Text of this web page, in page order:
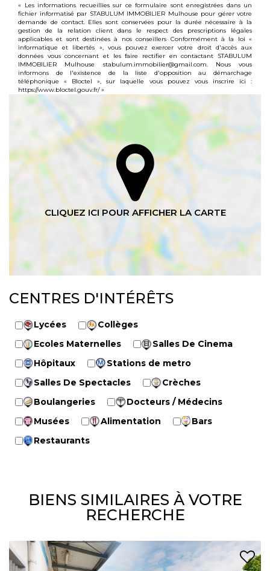
« Les informations recueillies sur ce formulaire sont enregistrées dans un
fichier informatisé par STABULUM IMMOBILIER Mulhouse pour gérer votre
demande de contact. Elles sont conservées pour la durée nécessaire à la
gestion de la relation client dans le respect des prescriptions légales
applicables et sont destinées à nos conseillers Conformément à la loi «
informatique et libertés », vous pouvez exercer votre droit d'accès aux
données vous concernant et les faire rectifier en contactant STABULUM
IMMOBILIER Mulhouse stabulum.immobilier@gmail.com. Nous vous
informons de l'existence de la liste d'opposition au démarchage
téléphonique « Bloctel », sur laquelle vous pouvez vous inscrire ici :
https://www.bloctel.gouv.fr/»
CENTRES D'INTÉRÊTS
Lycées
Collèges
Ecoles Maternelles
Salles De Cinema
Hôpitaux
Stations de metro
Salles De Spectacles
Crèches
Boulangeries
Docteurs / Médecins
Musées
Alimentation
Bars
Restaurants
BIENS SIMILAIRES À VOTRE
RECHERCHE